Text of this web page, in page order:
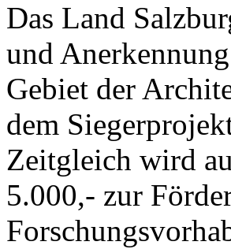
Das Land
und
Gebiet der
dem
Zeitgleich wird
5.000,- zur